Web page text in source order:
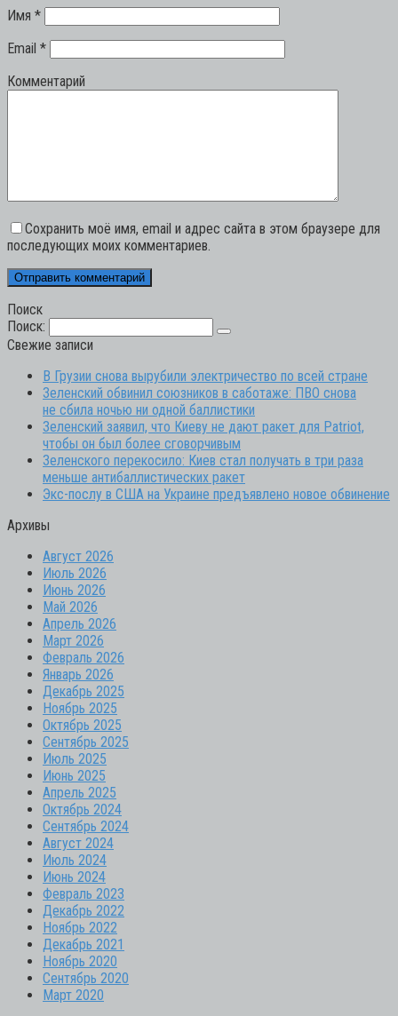
Имя *
Email *
Комментарий
Сохранить моё имя, email и адрес сайта в этом браузере для
последующих моих комментариев.
Поиск
Поиск:
Свежие записи
В Грузии снова вырубили электричество по всей стране
Зеленский обвинил союзников в саботаже: ПВО снова
не сбила ночью ни одной баллистики
Зеленский заявил, что Киеву не дают ракет для Patriot,
чтобы он был более сговорчивым
Зеленского перекосило: Киев стал получать в три раза
меньше антибаллистических ракет
Экс-послу в США на Украине предъявлено новое обвинение
Архивы
Август 2026
Июль 2026
Июнь 2026
Май 2026
Апрель 2026
Март 2026
Февраль 2026
Январь 2026
Декабрь 2025
Ноябрь 2025
Октябрь 2025
Сентябрь 2025
Июль 2025
Июнь 2025
Апрель 2025
Октябрь 2024
Сентябрь 2024
Август 2024
Июль 2024
Июнь 2024
Февраль 2023
Декабрь 2022
Ноябрь 2022
Декабрь 2021
Ноябрь 2020
Сентябрь 2020
Март 2020